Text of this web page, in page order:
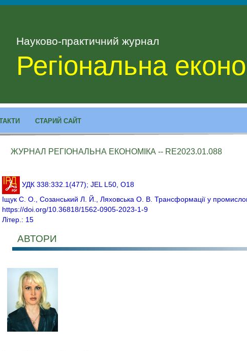
Науково-практичний журнал
Регіональна
СТАРИЙ САЙТ
ЖУРНАЛ РЕГІОНАЛЬНА ЕКОНОМІКА -- RE2023.01.088
УДК 338:332.1(477); JEL L50, O18
Іщук С. О., Созанський Л. Й., Ляховська О. В. Трансформації у
https://doi.org/10.36818/1562-0905-2023-1-9
Літер.: 15
АВТОРИ